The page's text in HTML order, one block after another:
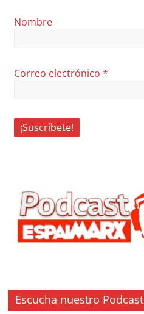
Nombre
Correo electrónico*
Escucha nuestro Podcast